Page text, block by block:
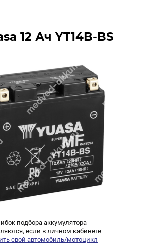
12 Ач YT14B-BS
подбора аккумулятора
если в личном кабинете
свой автомобиль/мотоцикл